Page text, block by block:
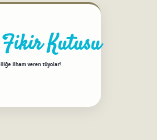
Kutusu
ilham veren tüyolar!